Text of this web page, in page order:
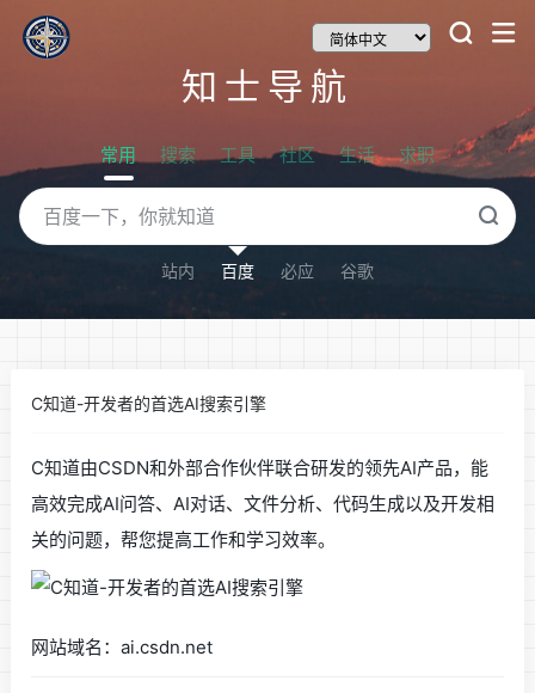
知士导航
常用 搜索 工具 社区 生活 求职
站内 百度 必应 谷歌
C知道-开发者的首选AI搜索引擎
C知道由CSDN和外部合作伙伴联合研发的领先AI产品，能
高效完成AI问答、AI对话、文件分析、代码生成以及开发相
关的问题，帮您提高工作和学习效率。
网站域名：ai.csdn.net